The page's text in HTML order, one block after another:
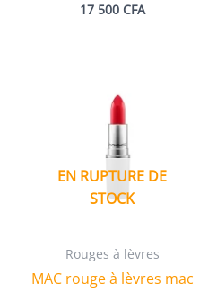
17 500 CFA
EN RUPTURE DE
STOCK
Rouges à lèvres
MAC rouge à lèvres mac